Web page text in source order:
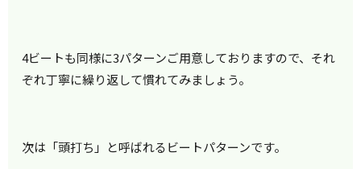
4ビートも同様に3パターンご用意しておりますので、それ
ぞれ丁寧に繰り返して慣れてみましょう。
次は「頭打ち」と呼ばれるビートパターンです。